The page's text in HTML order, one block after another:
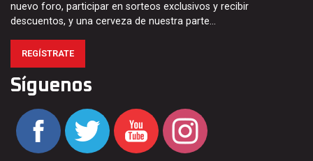
nuevo foro, participar en sorteos exclusivos y recibir
descuentos, y una cerveza de nuestra parte…
REGÍSTRATE
Síguenos